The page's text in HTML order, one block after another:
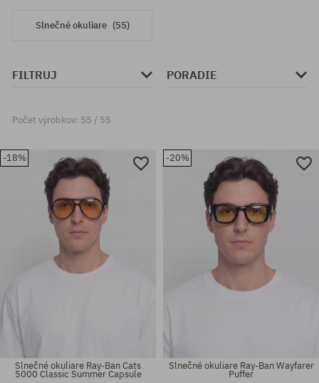
Slnečné okuliare (55)
FILTRUJ PORADIE
Počet výrobkov: 55 / 55
-18%
Slnečné okuliare Ray-Ban Cats
5000 Classic Summer Capsule
-20%
Slnečné okuliare Ray-Ban Wayfarer
Puffer